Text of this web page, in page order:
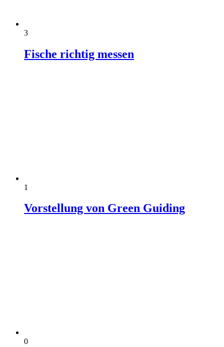
3
Fische richtig messen
1
Vorstellung von Green Guiding
0